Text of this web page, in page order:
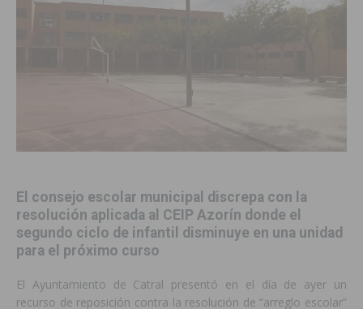
El consejo escolar municipal discrepa con la
resolución aplicada al CEIP Azorín donde el
segundo ciclo de infantil disminuye en una unidad
para el próximo curso
El Ayuntamiento de Catral presentó en el día de ayer un
recurso de reposición contra la resolución de “arreglo escolar”